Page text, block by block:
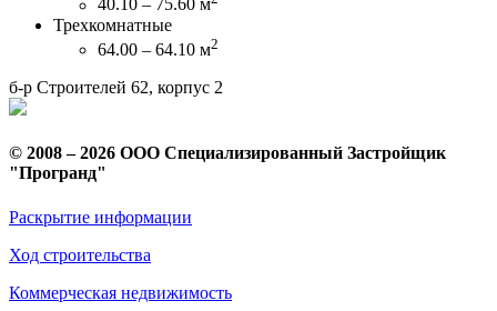
40.10 – 75.60 м
Трехкомнатные
64.00 – 64.10 м2
б-р Строителей 62, корпус 2
© 2008 – 2026 ООО Специализированный Застройщик
"Програнд"
Раскрытие информации
Ход строительства
Коммерческая недвижимость